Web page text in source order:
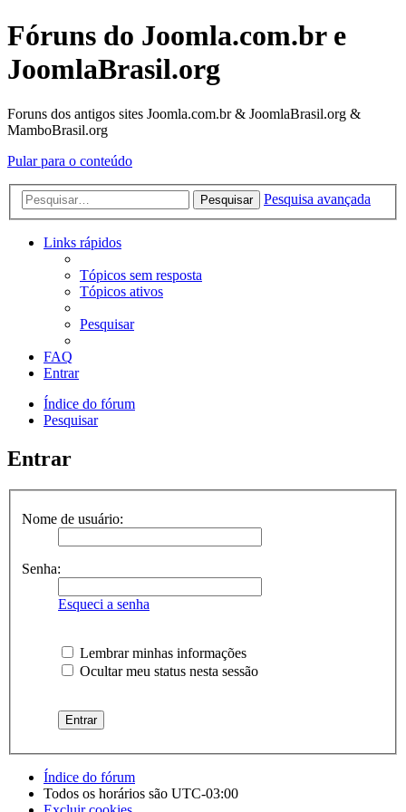
Fóruns do Joomla.com.br e
JoomlaBrasil.org
Foruns dos antigos sites Joomla.com.br & JoomlaBrasil.org &
MamboBrasil.org
Pular para o conteúdo
Pesquisar Pesquisa avançada
Links rápidos
Tópicos sem resposta
Tópicos ativos
Pesquisar
FAQ
Entrar
Índice do fórum
Pesquisar
Entrar
Nome de usuário:
Senha:
Esqueci a senha
Lembrar minhas informações
Ocultar meu status nesta sessão
Índice do fórum
Todos os horários são UTC-03:00